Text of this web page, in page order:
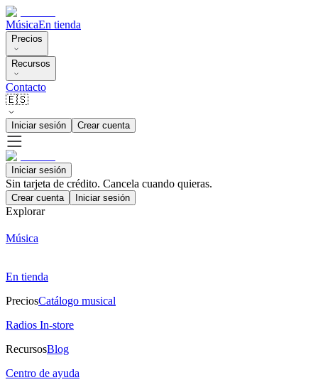
MúsicaEn tienda
Precios
Recursos
Contacto
🇪🇸
Iniciar sesión Crear cuenta
Iniciar sesión
Sin tarjeta de crédito. Cancela cuando quieras.
Crear cuenta Iniciar sesión
Explorar
Música
En tienda
PreciosCatálogo musical
Radios In-store
RecursosBlog
Centro de ayuda